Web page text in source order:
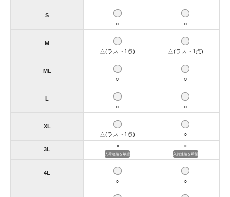
S
○
○
M
△(ラスト1点)
△(ラスト1点)
ML
○
○
L
○
○
XL
△(ラスト1点)
○
3L
×
入荷連絡を希望
×
入荷連絡を希望
4L
○
○